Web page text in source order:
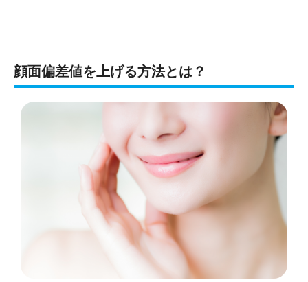
顔面偏差値を上げる方法とは？